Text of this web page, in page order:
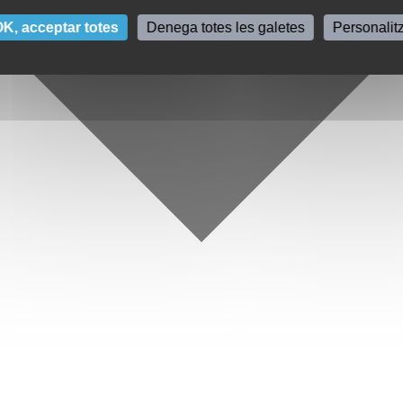
acceptar totes Denega totes les galetes